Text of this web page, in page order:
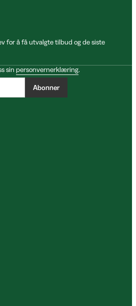
for å få utvalgte tilbud og de siste
sin personvernerklæring.
Abonner